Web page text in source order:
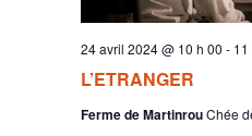
L’ETRANGER
24 avril 2024 @ 10 h 00 - 11
Ferme de MartinrouChée